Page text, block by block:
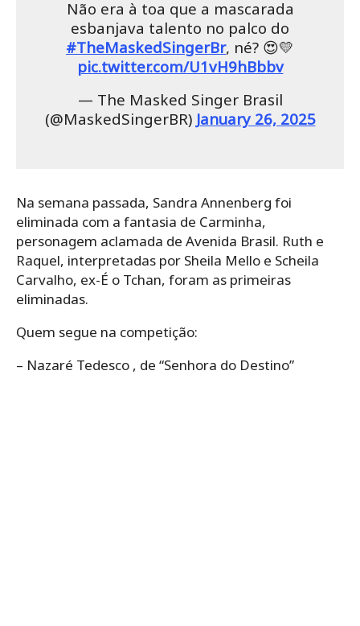
Não era à toa que a mascarada
esbanjava talento no palco do
#TheMaskedSingerBr, né? 😍💛
pic.twitter.com/U1vH9hBbbv
— The Masked Singer Brasil
(@MaskedSingerBR) January 26, 2025
Na semana passada, Sandra Annenberg foi
eliminada com a fantasia de Carminha,
personagem aclamada de Avenida Brasil. Ruth e
Raquel, interpretadas por Sheila Mello e Scheila
Carvalho, ex-É o Tchan, foram as primeiras
eliminadas.
Quem segue na competição:
– Nazaré Tedesco , de “Senhora do Destino”